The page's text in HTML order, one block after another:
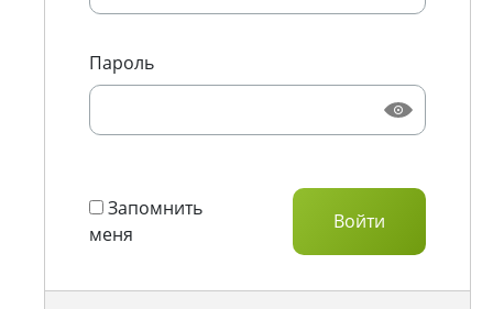
Пароль
Запомнить
меня